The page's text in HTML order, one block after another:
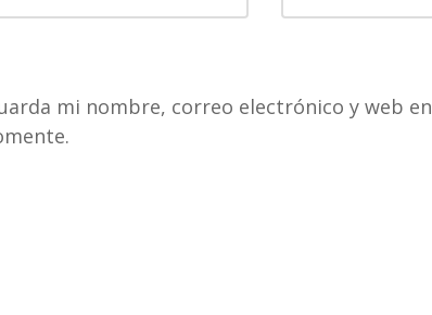
correo
mi nombre, correo electrónico y web